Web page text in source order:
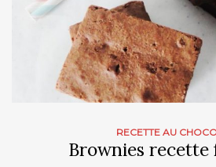
RECETTE AU
Brownies recette